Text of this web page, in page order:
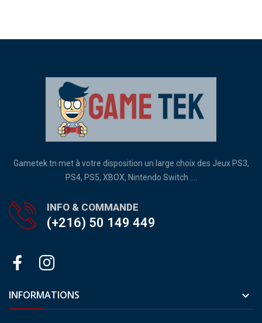
Gametek.tn met à votre disposition un large choix des Jeux PS3,
PS4, PS5, XBOX, Nintendo Switch ....
INFO & COMMANDE
(+216) 50 149 449
INFORMATIONS 